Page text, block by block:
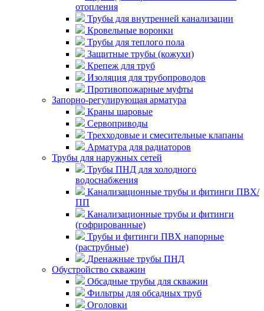
отопления
Трубы для внутренней канализации
Кровельные воронки
Трубы для теплого пола
Защитные трубы (кожухи)
Крепеж для труб
Изоляция для трубопроводов
Противопожарные муфты
Запорно-регулирующая арматура
Краны шаровые
Сервоприводы
Трехходовые и смесительные клапаны
Арматура для радиаторов
Трубы для наружных сетей
Трубы ПНД для холодного
водоснабжения
Канализационные трубы и фитинги ПВХ/
ПП
Канализационные трубы и фитинги
(гофрированные)
Трубы и фитинги ПВХ напорные
(раструбные)
Дренажные трубы ПНД
Обустройство скважин
Обсадные трубы для скважин
Фильтры для обсадных труб
Оголовки